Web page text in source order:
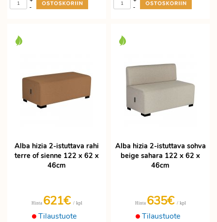
-
-
Alba hizia 2-istuttava rahi
terre of sienne 122 x 62 x
46cm
Tilaustuote
Hinta 621€ / kpl
Alba hizia 2-istuttava sohva
beige sahara 122 x 62 x
46cm
Tilaustuote
Hinta 635€ / kpl